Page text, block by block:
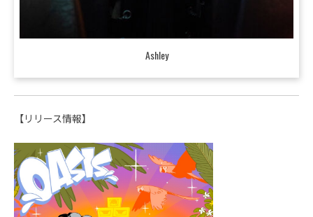
Ashley
【リリース情報】